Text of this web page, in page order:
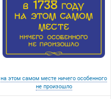
на этом самом месте ничего особенного
не произошло